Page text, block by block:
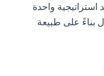
واحدة
على طبيعة